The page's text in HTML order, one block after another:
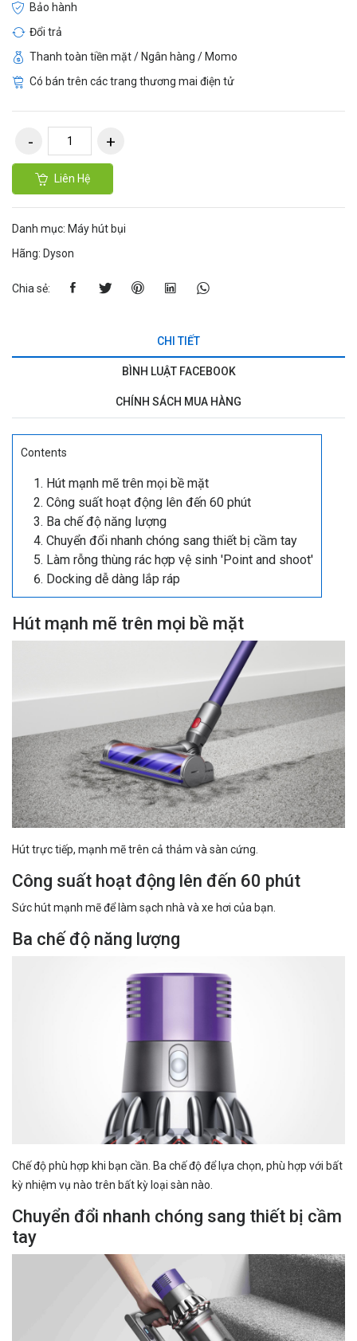
Bảo hành
Đổi trả
Thanh toàn tiền mặt / Ngân hàng / Momo
Có bán trên các trang thương mai điện tử
Liên Hệ
Danh mục: Máy hút bụi
Hãng: Dyson
Chia sẻ:
CHI TIẾT
BÌNH LUẬT FACEBOOK
CHÍNH SÁCH MUA HÀNG
Contents
Hút mạnh mẽ trên mọi bề mặt
Công suất hoạt động lên đến 60 phút
Ba chế độ năng lượng
Chuyển đổi nhanh chóng sang thiết bị cầm tay
Làm rỗng thùng rác hợp vệ sinh 'Point and shoot'
Docking dễ dàng lắp ráp
Hút mạnh mẽ trên mọi bề mặt
Hút trực tiếp, mạnh mẽ trên cả thảm và sàn cứng.
Công suất hoạt động lên đến 60 phút
Sức hút mạnh mẽ để làm sạch nhà và xe hơi của bạn.
Ba chế độ năng lượng
Chế độ phù hợp khi bạn cần. Ba chế độ để lựa chọn, phù hợp với bất
kỳ nhiệm vụ nào trên bất kỳ loại sàn nào.
Chuyển đổi nhanh chóng sang thiết bị cầm
tay